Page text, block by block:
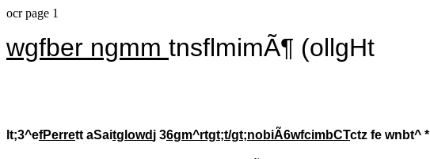
ocr page 1
wgfber ngmm tnsflmimÃ¶ (ollgHt
lt;3^efPerrett aSaitglowd j 36gm^rtgt;t/gt;nobiÃ6wfcimbCTctz fe wnbt^ *